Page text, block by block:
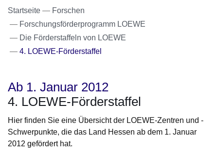
Startseite
Forschen
Forschungsförderprogramm LOEWE
Die Förderstaffeln von LOEWE
4. LOEWE-Förderstaffel
Ab 1. Januar 2012
4. LOEWE-Förderstaffel
Hier finden Sie eine Übersicht der LOEWE-Zentren und -
Schwerpunkte, die das Land Hessen ab dem 1. Januar
2012 gefördert hat.